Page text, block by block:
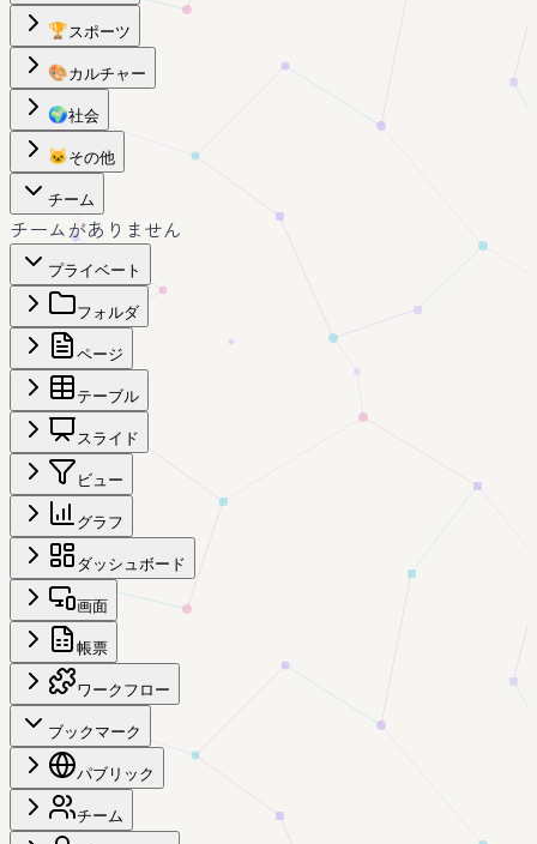
🏆スポーツ
🎨カルチャー
🌍社会
🐱 その他
チーム
チームがありません
プライベート
フォルダ
ページ
テーブル
スライド
ビュー
グラフ
ダッシュボード
画面
帳票
ワークフロー
ブックマーク
パブリック
チーム